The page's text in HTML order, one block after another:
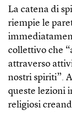
La catena di
riempie le
collettivo che
attraverso
nostri spiriti”.
queste lezioni
religiosi